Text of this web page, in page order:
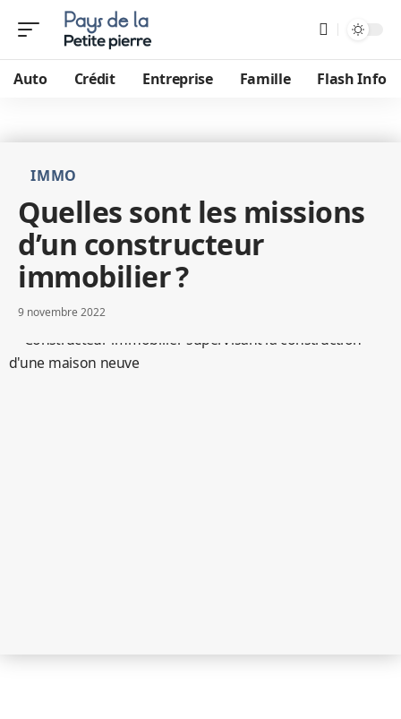
Auto Crédit Entreprise Famille Flash Info
IMMO
Quelles sont les missions
d’un constructeur
immobilier ?
9 novembre 2022